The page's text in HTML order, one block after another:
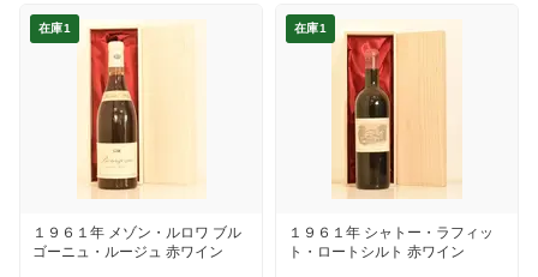
在庫1
１９６１年 メゾン・ルロワ ブル
ゴーニュ・ルージュ 赤ワイン
在庫1
１９６１年 シャトー・ラフィッ
ト・ロートシルト 赤ワイン